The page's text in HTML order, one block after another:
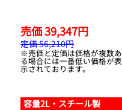
売価 39,347円
定価 56,210円
※売価と定価は価格が複数あ
る場合には一番低い価格が表
示されております。
容量2L・スチール製